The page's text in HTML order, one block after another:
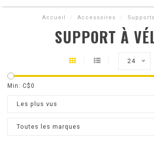
Accueil / Accessoires /
SUPPORT À
24
Min: C$0
Les plus vus
Toutes les marques